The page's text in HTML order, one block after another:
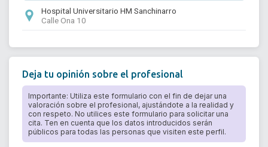
Hospital Universitario HM Sanchinarro
Calle Ona 10
Deja tu opinión sobre el profesional
Importante: Utiliza este formulario con el fin de dejar una
valoración sobre el profesional, ajustándote a la realidad y
con respeto. No utilices este formulario para solicitar una
cita. Ten en cuenta que los datos introducidos serán
públicos para todas las personas que visiten este perfil.